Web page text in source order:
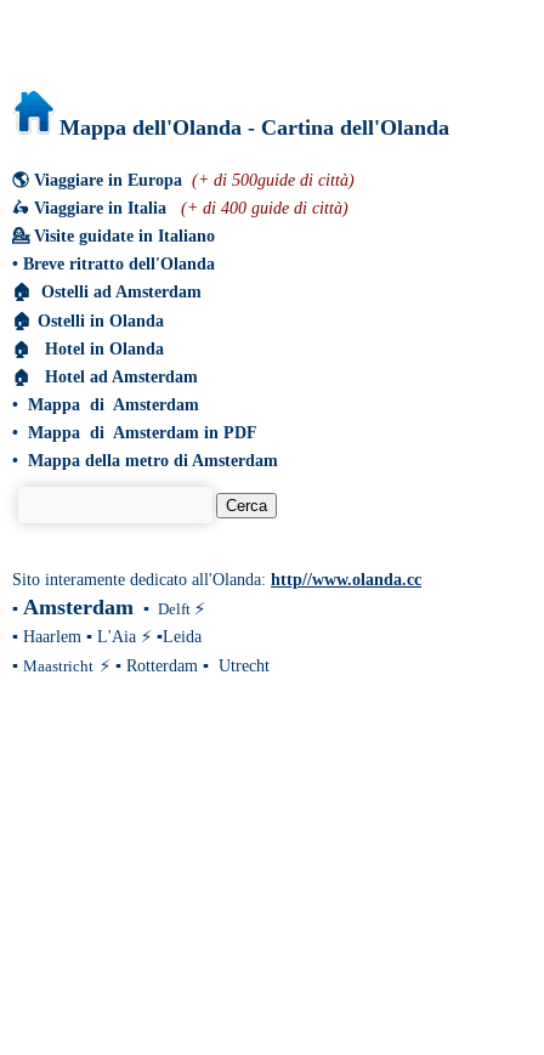
Mappa dell'Olanda - Cartina dell'Olanda
🌎 Viaggiare in Europa (+ di 500guide di città)
🛵 Viaggiare in Italia
(+ di 400 guide di città)
💁 Visite guidate in Italiano
• Breve ritratto dell'Olanda
🏠
Ostelli ad Amsterdam
🏠 Ostelli in Olanda
🏠
Hotel in Olanda
🏠
Hotel ad Amsterdam
• Mappa di Amsterdam
• Mappa di Amsterdam in PDF
• Mappa della metro di Amsterdam
Sito interamente dedicato all'Olanda: http//www.olanda.cc
▪ Amsterdam ▪ Delft ⚡
▪ Haarlem ▪ L'Aia ⚡ ▪Leida
▪ Maastricht ⚡ ▪ Rotterdam ▪ Utrecht